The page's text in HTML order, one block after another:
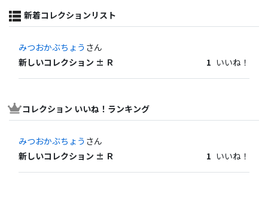
新着コレクションリスト
みつおかぶちょう さん
新しいコレクション ± Ｒ
1 いいね！
コレクション いいね！ランキング
みつおかぶちょう さん
新しいコレクション ± Ｒ
1 いいね！